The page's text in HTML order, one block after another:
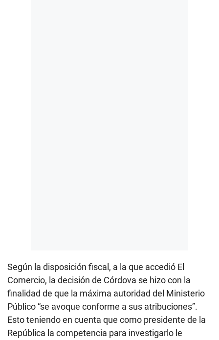
Según la disposición fiscal, a la que accedió El
Comercio, la decisión de Córdova se hizo con la
finalidad de que la máxima autoridad del Ministerio
Público “se avoque conforme a sus atribuciones”.
Esto teniendo en cuenta que como presidente de la
República la competencia para investigarlo le